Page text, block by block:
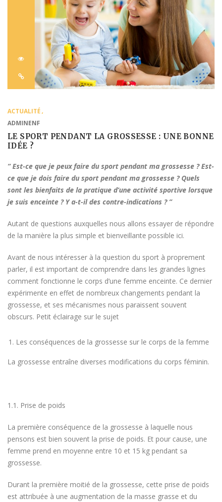
ACTUALITÉ
ADMINENF
LE SPORT PENDANT LA GROSSESSE : UNE BONNE
IDÉE ?
“ Est-ce que je peux faire du sport pendant ma grossesse ? Est-
ce que je dois faire du sport pendant ma grossesse ? Quels
sont les bienfaits de la pratique d’une activité sportive lorsque
je suis enceinte ? Y a-t-il des contre-indications ? ”
Autant de questions auxquelles nous allons essayer de répondre
de la manière la plus simple et bienveillante possible ici.
Avant de nous intéresser à la question du sport à proprement
parler, il est important de comprendre dans les grandes lignes
comment fonctionne le corps d’une femme enceinte. Ce dernier
expérimente en effet de nombreux changements pendant la
grossesse, et ses mécanismes nous paraissent souvent
obscurs. Petit éclairage sur le sujet
Les conséquences de la grossesse sur le corps de la femme
La grossesse entraîne diverses modifications du corps féminin.
1.1. Prise de poids
La première conséquence de la grossesse à laquelle nous
pensons est bien souvent la prise de poids. Et pour cause, une
femme prend en moyenne entre 10 et 15 kg pendant sa
grossesse.
Durant la première moitié de la grossesse, cette prise de poids
est attribuée à une augmentation de la masse grasse et du